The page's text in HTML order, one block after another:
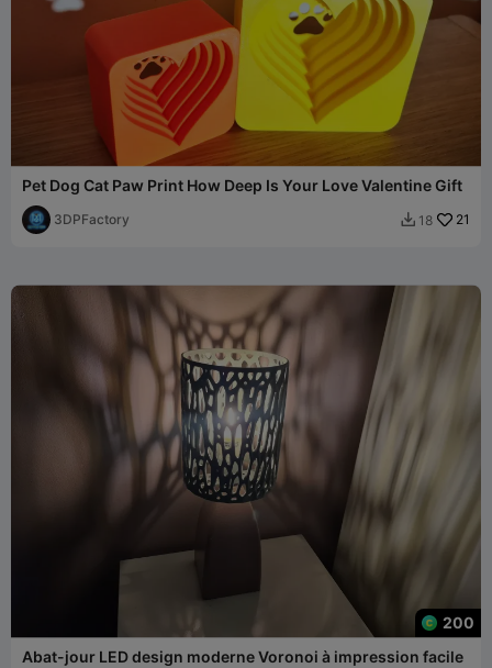
Pet Dog Cat Paw Print How Deep Is Your Love Valentine Gift
3DPFactory  18 21
200
Abat-jour LED design moderne Voronoi à impression facile